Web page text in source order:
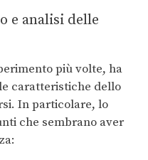
e analisi delle
più volte, ha
caratteristiche dello
In particolare, lo
che sembrano aver